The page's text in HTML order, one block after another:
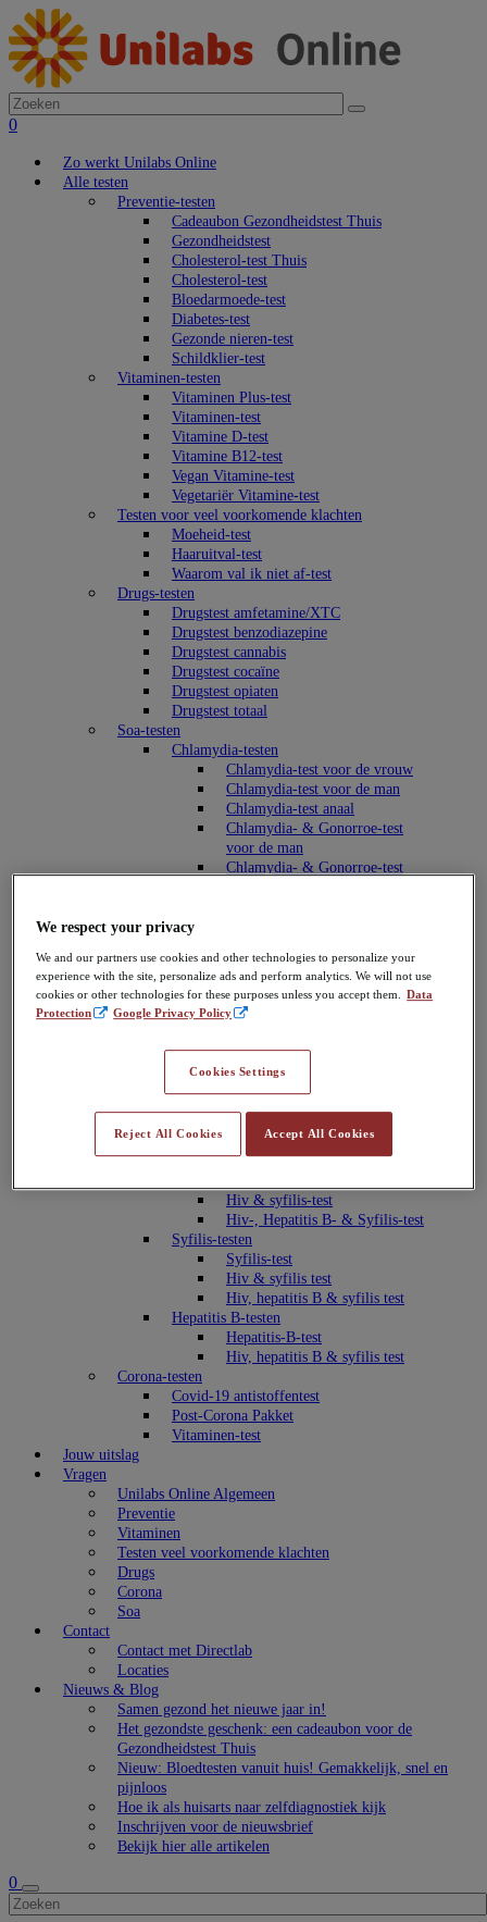
0
Zo werkt Unilabs Online
Alle testen
Preventie-testen
Cadeaubon Gezondheidstest Thuis
Gezondheidstest
Cholesterol-test Thuis
Cholesterol-test
Bloedarmoede-test
Diabetes-test
Gezonde nieren-test
Schildklier-test
Vitaminen-testen
Vitaminen Plus-test
Vitaminen-test
Vitamine D-test
Vitamine B12-test
Vegan Vitamine-test
Vegetariër Vitamine-test
Testen voor veel voorkomende klachten
Moeheid-test
Haaruitval-test
Waarom val ik niet af-test
Drugs-testen
Drugstest amfetamine/XTC
Drugstest benzodiazepine
Drugstest cannabis
Drugstest cocaïne
Drugstest opiaten
Drugstest totaal
Soa-testen
Chlamydia-testen
Chlamydia-test voor de vrouw
Chlamydia-test voor de man
Chlamydia-test anaal
Chlamydia- & Gonorroe-test
voor de man
Chlamydia- & Gonorroe-test
oraal
Gonorroe-testen
Chlamydia- & Gonorroe-test
voor de man
voor de vrouw
Chlamydia- & Gonorroe-test
HIV-testen
Hiv & syfilis-test
Hiv-, Hepatitis B- & Syfilis-test
Syfilis-testen
Syfilis-test
Hiv & syfilis test
Hiv, hepatitis B & syfilis test
Hepatitis B-testen
Hepatitis-B-test
Hiv, hepatitis B & syfilis test
Corona-testen
Covid-19 antistoffentest
Post-Corona Pakket
Vitaminen-test
Jouw uitslag
Vragen
Unilabs Online Algemeen
Preventie
Vitaminen
Testen veel voorkomende klachten
Drugs
Corona
Soa
Contact
Contact met Directlab
Locaties
Nieuws & Blog
Samen gezond het nieuwe jaar in!
Het gezondste geschenk: een cadeaubon voor de
Gezondheidstest Thuis
Nieuw: Bloedtesten vanuit huis! Gemakkelijk, snel en
pijnloos
Hoe ik als huisarts naar zelfdiagnostiek kijk
Inschrijven voor de nieuwsbrief
Bekijk hier alle artikelen
0
We respect your privacy
We and our partners use cookies and other technologies to personalize your
experience with the site, personalize ads and perform analytics. We will not use
cookies or other technologies for these purposes unless you accept them.
Data
Protection
Google Privacy Policy
Cookies Settings
Reject All Cookies Accept All Cookies